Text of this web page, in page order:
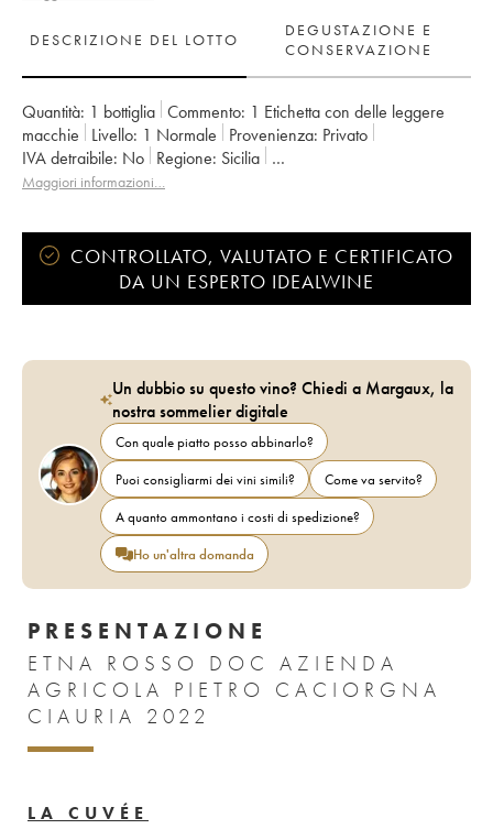
DESCRIZIONE DEL LOTTO
DEGUSTAZIONE E
CONSERVAZIONE
Quantità: 1 bottiglia Commento: 1 Etichetta con delle leggere
macchie
Livello: 1 Normale Provenienza:
privato
IVA detraibile:
no Regione:
Sicilia
Denominazione: Etna Rosso DOC
Maggiori informazioni…
CONTROLLATO, VALUTATO E CERTIFICATO
DA UN ESPERTO IDEALWINE
Un dubbio su questo vino? Chiedi a Margaux, la
nostra sommelier digitale
Con quale piatto posso abbinarlo?
Puoi consigliarmi dei vini simili?
Come va servito?
A quanto ammontano i costi di spedizione?
Ho un'altra domanda
PRESENTAZIONE
ETNA ROSSO DOC AZIENDA
AGRICOLA PIETRO CACIORGNA
CIAURIA 2022
LA CUVÉE